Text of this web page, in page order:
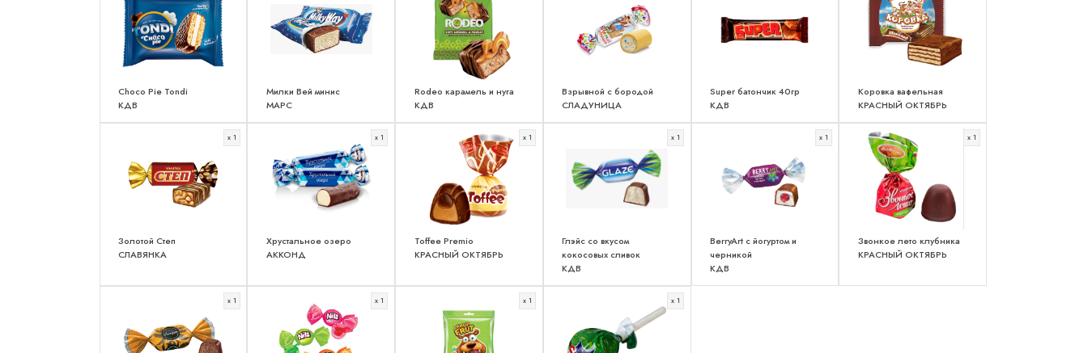
Choco Pie Tondi
КДВ
Милки Вей минис
МАРС
Rodeo карамель и нуга
КДВ
Взрывной с бородой
СЛАДУНИЦА
Super батончик 40гр
КДВ
Коровка вафельная
КРАСНЫЙ ОКТЯБРЬ
x 1
Золотой Степ
СЛАВЯНКА
x 1
Хрустальное озеро
АККОНД
x 1
Toffee Premio
КРАСНЫЙ ОКТЯБРЬ
x 1
Глэйс со вкусом
кокосовых сливок
КДВ
x 1
BerryArt c йогуртом и
черникой
КДВ
x 1
Звонкое лето клубника
КРАСНЫЙ ОКТЯБРЬ
x 1 x 1 x 1 x 1